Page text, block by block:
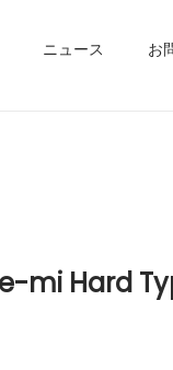
ニュース お
mi Hard